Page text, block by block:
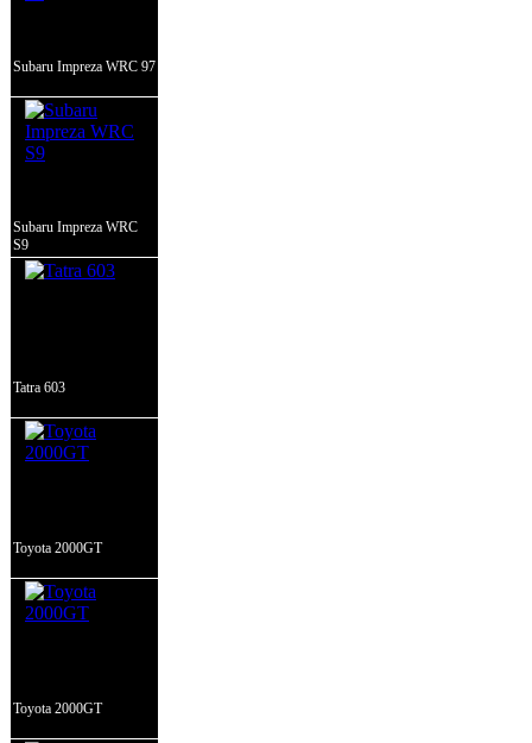
Subaru Impreza WRC 97
Subaru Impreza WRC
S9
Tatra 603
Toyota 2000GT
Toyota 2000GT